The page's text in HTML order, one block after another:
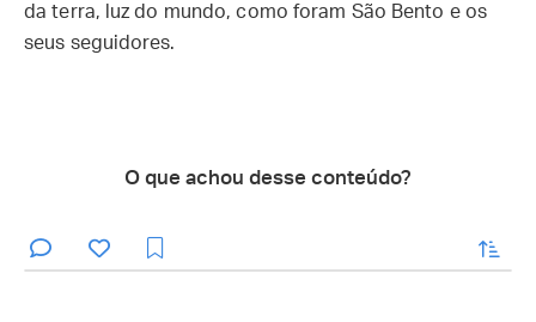
da terra, luz do mundo, como foram São Bento e os
seus seguidores.
O que achou desse conteúdo?
enviar